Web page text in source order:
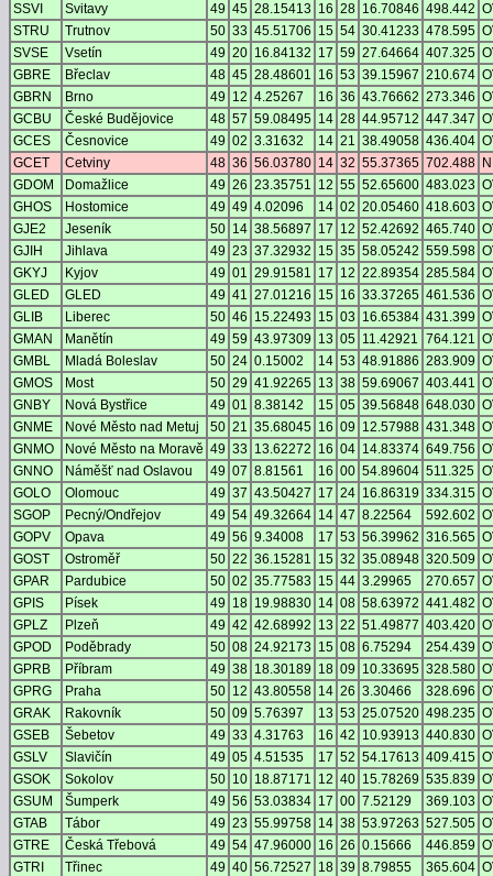
SSVI
Svitavy 49 45 28.15413 16 28 16.70846 498.442
STRU
Trutnov 50 33 45.51706 15 54 30.41233 478.595
SVSE
Vsetín 49 20 16.84132 17 59 27.64664 407.325
GBRE
Břeclav 48 45 28.48601 16 53 39.15967 210.674
GBRN
Brno 49 12 4.25267 16 36 43.76662 273.346
GCBU
České Budějovice 48 57 59.08495 14 28 44.95712 447.347
GCES
Česnovice 49 02 3.31632 14 21 38.49058 436.404
GCET
Cetviny 48 36 56.03780 14 32 55.37365 702.488
GDOM
Domažlice 49 26 23.35751 12 55 52.65600 483.023
GHOS
Hostomice 49 49 4.02096 14 02 20.05460 418.603
GJE2
Jeseník 50 14 38.56897 17 12 52.42692 465.740
GJIH
Jihlava 49 23 37.32932 15 35 58.05242 559.598
GKYJ
Kyjov 49 01 29.91581 17 12 22.89354 285.584
GLED
GLED 49 41 27.01216 15 16 33.37265 461.536
GLIB
Liberec 50 46 15.22493 15 03 16.65384 431.399
GMAN
Manětín 49 59 43.97309 13 05 11.42921 764.121
GMBL
Mladá Boleslav 50 24 0.15002 14 53 48.91886 283.909
GMOS
Most 50 29 41.92265 13 38 59.69067 403.441
GNBY
Nová Bystřice 49 01 8.38142 15 05 39.56848 648.030
GNME
Nové Město nad Metuj 50 21 35.68045 16 09 12.57988 431.348
GNMO
Nové Město na Moravě 49 33 13.62272 16 04 14.83374 649.756
GNNO
Náměšť nad Oslavou 49 07 8.81561 16 00 54.89604 511.325
GOLO
Olomouc 49 37 43.50427 17 24 16.86319 334.315
SGOP
Pecný/Ondřejov 49 54 49.32664 14 47 8.22564 592.602
GOPV
Opava 49 56 9.34008 17 53 56.39962 316.565
GOST
Ostroměř 50 22 36.15281 15 32 35.08948 320.509
GPAR
Pardubice 50 02 35.77583 15 44 3.29965 270.657
GPIS
Písek 49 18 19.98830 14 08 58.63972 441.482
GPLZ
Plzeň 49 42 42.68992 13 22 51.49877 403.420
GPOD
Poděbrady 50 08 24.92173 15 08 6.75294 254.439
GPRB
Příbram 49 38 18.30189 18 09 10.33695 328.580
GPRG
Praha 50 12 43.80558 14 26 3.30466 328.696
GRAK
Rakovník 50 09 5.76397 13 53 25.07520 498.235
GSEB
Šebetov 49 33 4.31763 16 42 10.93913 440.830
GSLV
Slavičín 49 05 4.51535 17 52 54.17613 409.415
GSOK
Sokolov 50 10 18.87171 12 40 15.78269 535.839
GSUM
Šumperk 49 56 53.03834 17 00 7.52129 369.103
GTAB
Tábor 49 23 55.99758 14 38 53.97263 527.505
GTRE
Česká Třebová 49 54 47.96000 16 26 0.15666 446.859
GTRI
Třinec 49 40 56.72527 18 39 8.79855 365.604